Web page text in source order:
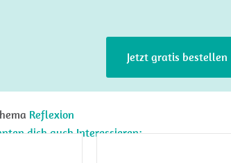
Jetzt gratis bestellen
Reflexion
dich auch Interessieren: